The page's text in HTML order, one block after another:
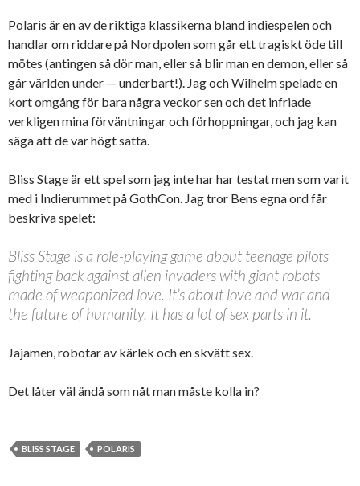
Polaris är en av de riktiga klassikerna bland indiespelen och
handlar om riddare på Nordpolen som går ett tragiskt öde till
mötes (antingen så dör man, eller så blir man en demon, eller så
går världen under — underbart!). Jag och Wilhelm spelade en
kort omgång för bara några veckor sen och det infriade
verkligen mina förväntningar och förhoppningar, och jag kan
säga att de var högt satta.
Bliss Stage är ett spel som jag inte har har testat men som varit
med i Indierummet på GothCon. Jag tror Bens egna ord får
beskriva spelet:
Bliss Stage is a role-playing game about teenage pilots
fighting back against alien invaders with giant robots
made of weaponized love. It’s about love and war and
the future of humanity. It has a lot of sex parts in it.
Jajamen, robotar av kärlek och en skvätt sex.
Det låter väl ändå som nåt man måste kolla in?
BLISS STAGE POLARIS